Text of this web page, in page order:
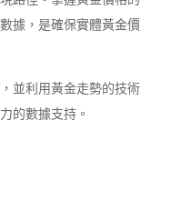
據，是確保實體黃金價
並利用黃金走勢的技術
的數據支持。